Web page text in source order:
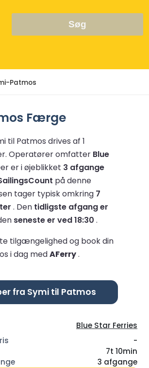
Søg
Patmos
Færge
til Patmos drives af 1
Operatører omfatter Blue
er i øjeblikket 3 afgange
på denne
tager typisk omkring 7
. Den tidligste afgang er
seneste er ved 18:30 .
tilgængelighed og book din
i dag medAFerry.
fra Symi til Patmos
Blue Star Ferries
-
7t 10min
3 afgange